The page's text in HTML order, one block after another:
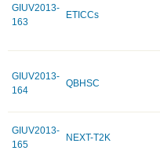
GIUV2013-
163
ETICCs
GIUV2013-
164
QBHSC
GIUV2013-
165
NEXT-T2K